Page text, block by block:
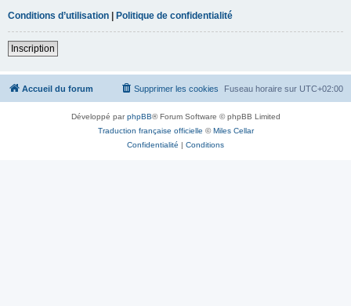
Conditions d’utilisation | Politique de confidentialité
Inscription
Accueil du forum Fuseau horaire sur UTC+02:00
Supprimer les cookies
Développé parphpBB® Forum Software © phpBB Limited
Traduction française officielle ©Miles Cellar
Confidentialité | Conditions